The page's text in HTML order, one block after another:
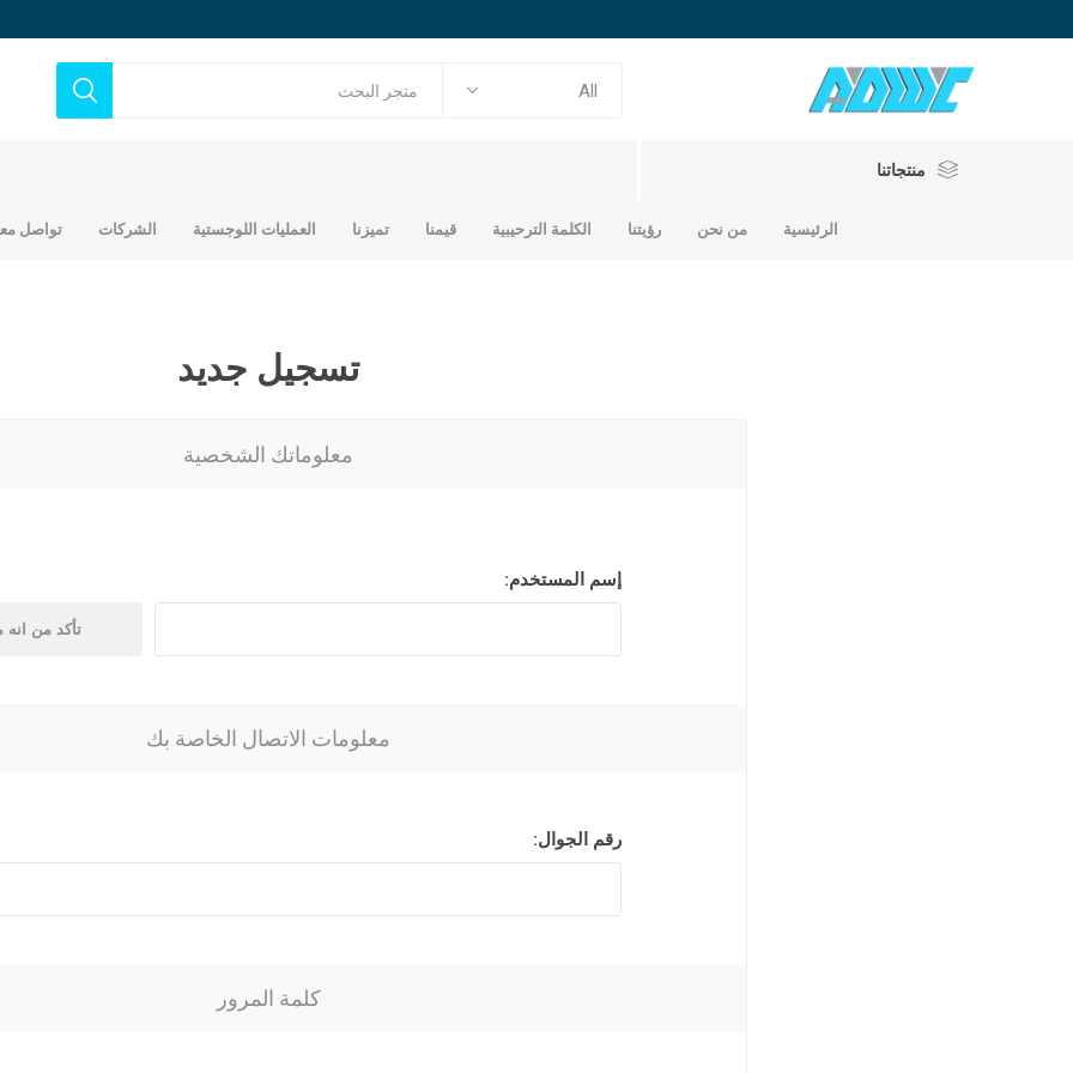
منتجاتنا
حديد وطني
حديد تجاري
الرئيسية من نحن رؤيتنا الكلمة الترحيبية قيمنا تميزنا العمليات اللوجستية الشركات تواصل
تسجيل جديد
معلوماتك الشخصية
إسم المستخدم:
معلومات الاتصال الخاصة بك
رقم الجوال:
كلمة المرور